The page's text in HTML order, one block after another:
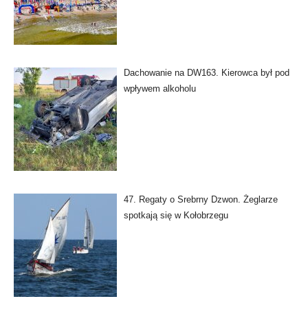
Dachowanie na DW163. Kierowca był pod
wpływem alkoholu
47. Regaty o Srebrny Dzwon. Żeglarze
spotkają się w Kołobrzegu